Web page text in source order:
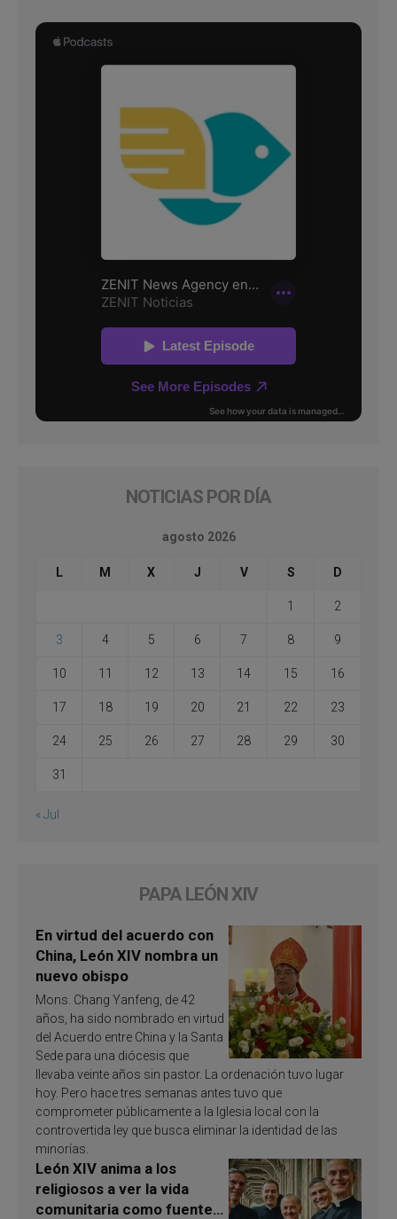
NOTICIAS POR DÍA
agosto 2026
L M X J V S D
1 2
3 4 5 6 7 8 9
10 11 12 13 14 15 16
17 18 19 20 21 22 23
24 25 26 27 28 29 30
31
« Jul
PAPA LEÓN XIV
En virtud del acuerdo con
China, León XIV nombra un
nuevo obispo
Mons. Chang Yanfeng, de 42
años, ha sido nombrado en virtud
del Acuerdo entre China y la Santa
Sede para una diócesis que
llevaba veinte años sin pastor. La ordenación tuvo lugar
hoy. Pero hace tres semanas antes tuvo que
comprometer públicamente a la Iglesia local con la
controvertida ley que busca eliminar la identidad de las
minorías.
León XIV anima a los
religiosos a ver la vida
comunitaria como fuente